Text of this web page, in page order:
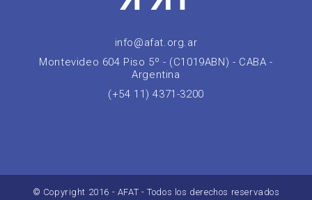
info@afat.org.ar
Montevideo 604 Piso 5º - (C1019ABN) - CABA -
Argentina
(+54 11) 4371-3200
© Copyright 2016 - AFAT - Todos los derechos reservados